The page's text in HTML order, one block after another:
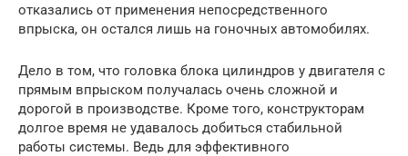
отказались от применения непосредственного
впрыска, он остался лишь на гоночных автомобилях.
Дело в том, что головка блока цилиндров у двигателя с
прямым впрыском получалась очень сложной и
дорогой в производстве. Кроме того, конструкторам
долгое время не удавалось добиться стабильной
работы системы. Ведь для эффективного